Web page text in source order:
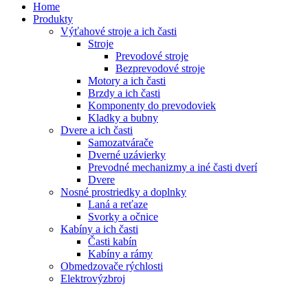
Home
Produkty
Výťahové stroje a ich časti
Stroje
Prevodové stroje
Bezprevodové stroje
Motory a ich časti
Brzdy a ich časti
Komponenty do prevodoviek
Kladky a bubny
Dvere a ich časti
Samozatvárače
Dverné uzávierky
Prevodné mechanizmy a iné časti dverí
Dvere
Nosné prostriedky a doplnky
Laná a reťaze
Svorky a očnice
Kabíny a ich časti
Časti kabín
Kabíny a rámy
Obmedzovače rýchlosti
Elektrovýzbroj